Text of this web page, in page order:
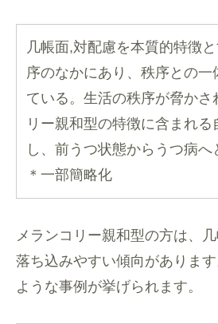
几帳面,対配慮を本質的特徴
序のなかにあり、秩序との一
ている。生活の秩序が脅かさ
リー親和型の特徴に含まれ
し、前うつ状態からうつ病へ
＊一部簡略化
メランコリー親和型の方は、
落ち込みやすい傾向がありま
ような事例が挙げられます。